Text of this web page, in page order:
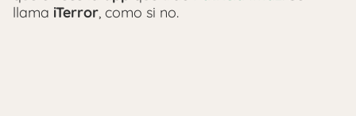
llama iTerror, como si no.